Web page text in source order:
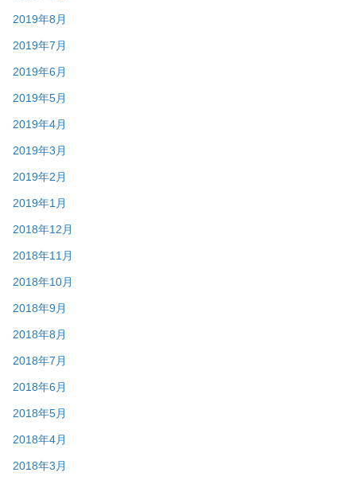
2019年8月
2019年7月
2019年6月
2019年5月
2019年4月
2019年3月
2019年2月
2019年1月
2018年12月
2018年11月
2018年10月
2018年9月
2018年8月
2018年7月
2018年6月
2018年5月
2018年4月
2018年3月